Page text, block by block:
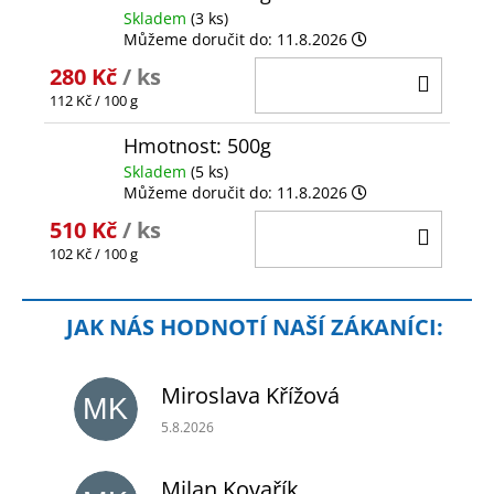
Skladem (3 ks)
Můžeme doručit do: 11.8.2026
280 Kč/ ks
Měrná
112 Kč / 100 g
Hmotnost: 500g
Skladem (5 ks)
Můžeme doručit do: 11.8.2026
510 Kč/ ks
Měrná
102 Kč / 100 g
MK Miroslava Křížová
Hodnocení obchodu je 5 z 5 hvězdiček.
5.8.2026